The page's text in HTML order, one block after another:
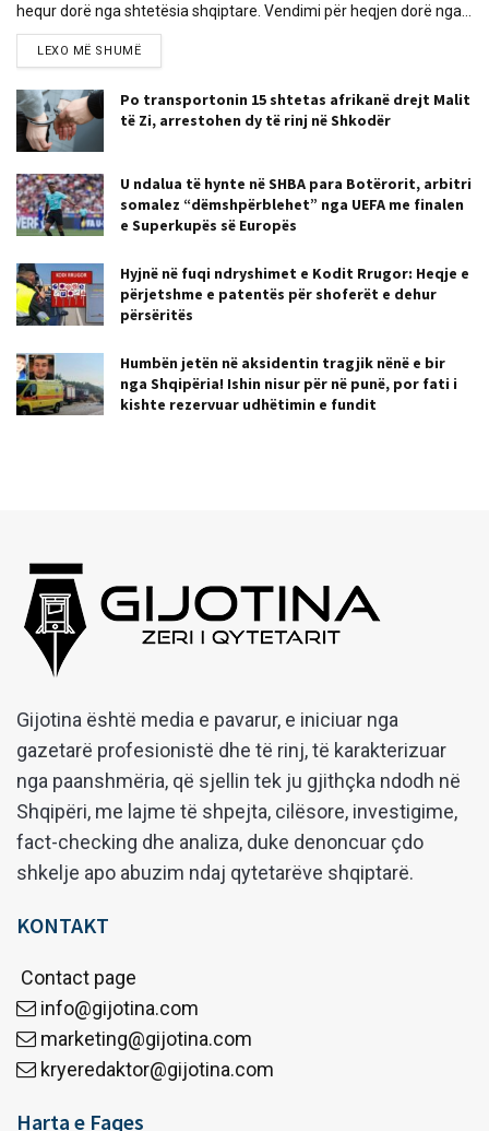
hequr dorë nga shtetësia shqiptare. Vendimi për heqjen dorë nga...
LEXO MË SHUMË
Po transportonin 15 shtetas afrikanë drejt Malit
të Zi, arrestohen dy të rinj në Shkodër
U ndalua të hynte në SHBA para Botërorit, arbitri
somalez “dëmshpërblehet” nga UEFA me finalen
e Superkupës së Europës
Hyjnë në fuqi ndryshimet e Kodit Rrugor: Heqje e
përjetshme e patentës për shoferët e dehur
përsëritës
Humbën jetën në aksidentin tragjik nënë e bir
nga Shqipëria! Ishin nisur për në punë, por fati i
kishte rezervuar udhëtimin e fundit
Gijotina është media e pavarur, e iniciuar nga
gazetarë profesionistë dhe të rinj, të karakterizuar
nga paanshmëria, që sjellin tek ju gjithçka ndodh në
Shqipëri, me lajme të shpejta, cilësore, investigime,
fact-checking dhe analiza, duke denoncuar çdo
shkelje apo abuzim ndaj qytetarëve shqiptarë.
KONTAKT
Contact page
info@gijotina.com
marketing@gijotina.com
kryeredaktor@gijotina.com
Harta e Faqes